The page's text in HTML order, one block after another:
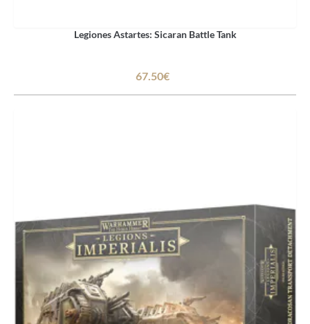
Legiones Astartes: Sicaran Battle Tank
67.50€